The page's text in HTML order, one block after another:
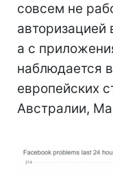
совсем не
авторизацией
а с
наблюдается
европейских
Австралии,